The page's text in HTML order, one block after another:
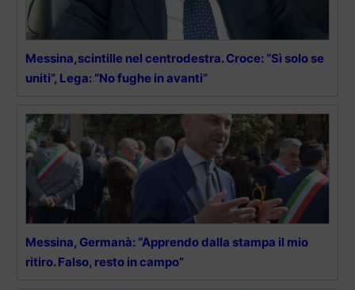
Messina,scintille nel centrodestra. Croce: “Sì solo se
uniti”, Lega: “No fughe in avanti”
Messina, Germanà: “Apprendo dalla stampa il mio
ritiro. Falso, resto in campo”